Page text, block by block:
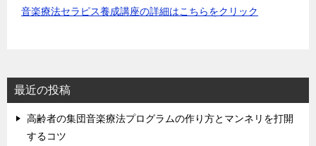
音楽療法セラピス養成講座の詳細はこちらをクリック
最近の投稿
高齢者の集団音楽療法プログラムの作り方とマンネリを打開
するコツ